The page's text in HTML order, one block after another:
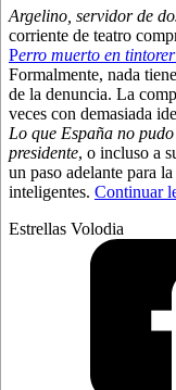
Argelino, servidor de
corriente de teatro
Perro muerto en
Formalmente, nada
de la denuncia. La
veces con demasiada
Lo que España no
presidente, o incluso a
un paso adelante para
inteligentes. Continuar
Estrellas Volodia